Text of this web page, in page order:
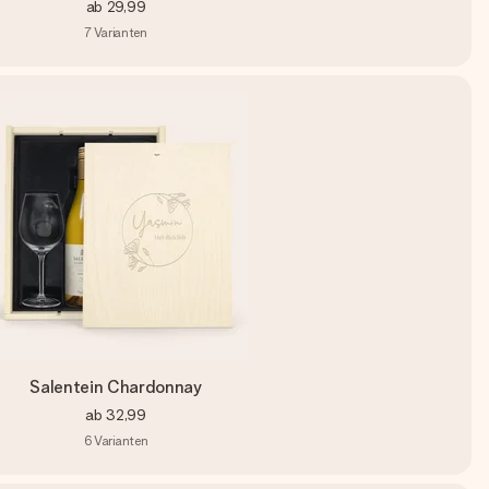
ab 29,99
7Varianten
Salentein Chardonnay
ab 32,99
6Varianten